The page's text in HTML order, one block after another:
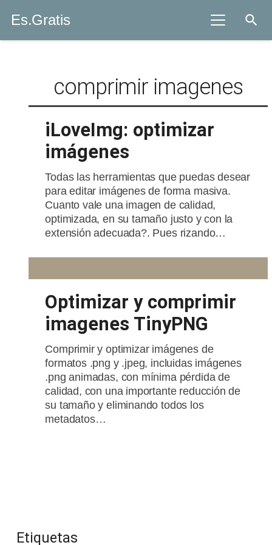
Es.Gratis search
comprimir imagenes
iLoveImg: optimizar
imágenes
Todas las herramientas que puedas desear
para editar imágenes de forma masiva.
Cuanto vale una imagen de calidad,
optimizada, en su tamaño justo y con la
extensión adecuada?. Pues rizando…
Optimizar y comprimir
imagenes TinyPNG
Comprimir y optimizar imágenes de
formatos .png y .jpeg, incluidas imágenes
.png animadas, con mínima pérdida de
calidad, con una importante reducción de
su tamaño y eliminando todos los
metadatos…
Etiquetas